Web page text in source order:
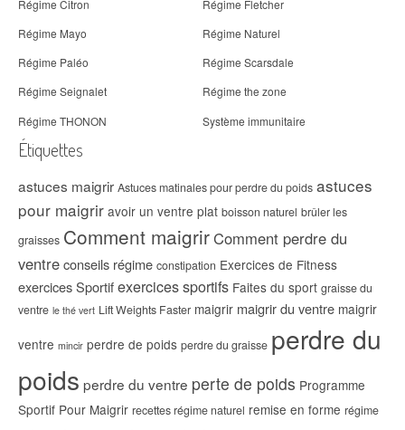
Régime Citron
Régime Fletcher
Régime Mayo
Régime Naturel
Régime Paléo
Régime Scarsdale
Régime Seignalet
Régime the zone
Régime THONON
Système immunitaire
Étiquettes
astuces maigrir Astuces matinales pour perdre du poids astuces
pour maigrir avoir un ventre plat boisson naturel brûler les
graisses Comment maigrirComment perdre du
ventreconseils régime constipation Exercices de Fitness
exercices Sportifexercices sportifs Faites du sport graisse du
ventre le thé vert Lift Weights Faster maigrir maigrir du ventre maigrir
ventre mincir perdre de poids perdre du graisse perdre du
poids perdre du ventre perte de poids Programme
Sportif Pour Maigrir recettes régime naturel remise en forme régime